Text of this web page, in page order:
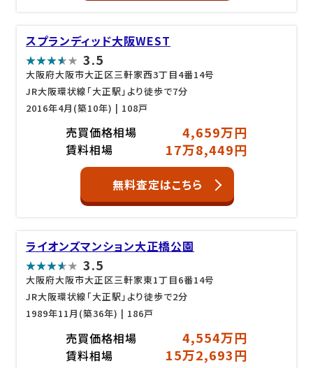
スプランディッド大阪WEST
3.5
大阪府大阪市大正区三軒家西3丁目4番14号
JR大阪環状線「大正駅」より徒歩で7分
2016年4月(築10年) | 108戸
売買価格相場 4,659万円
賃料相場 17万8,449円
無料査定はこちら
ライオンズマンション大正橋公園
3.5
大阪府大阪市大正区三軒家東1丁目6番14号
JR大阪環状線「大正駅」より徒歩で2分
1989年11月(築36年) | 186戸
売買価格相場 4,554万円
賃料相場 15万2,693円